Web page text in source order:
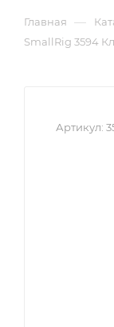
Главная —
SmallRig 3594
Артикул: